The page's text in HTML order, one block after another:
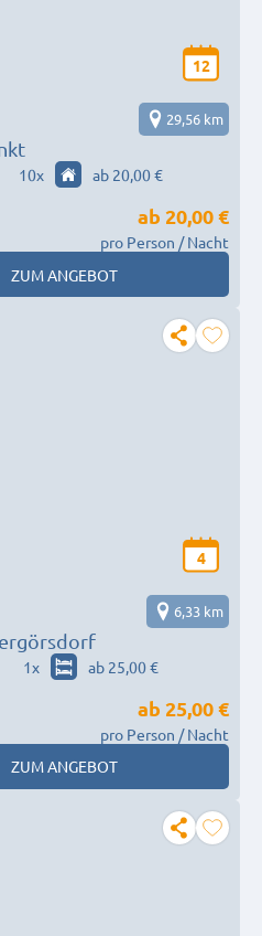
12
29,56 km
10x ab 20,00 €
ab 20,00 €
pro Person / Nacht
ZUM ANGEBOT
4
6,33 km
1x ab 25,00 €
ab 25,00 €
pro Person / Nacht
ZUM ANGEBOT